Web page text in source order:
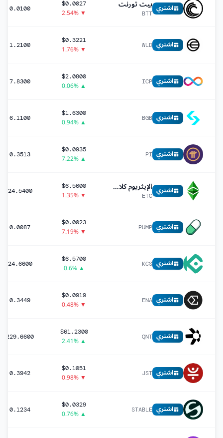
اشتري بيت تورنت
BTT
$0.0027
▼ 2.54%
0.0100
اشتري WLD
$0.3221
▼ 1.76%
1.2100
اشتري ICP
$2.0800
▲ 0.06%
7.8300
اشتري BGB
$1.6300
▲ 0.94%
6.1100
اشتري PI
$0.0935
▲ 7.22%
0.3513
اشتري الإيثريوم كلاسيك
ETC
$6.5600
▼ 1.35%
24.5400
اشتري PUMP
$0.0023
▼ 7.19%
0.0087
اشتري KCS
$6.5700
▲ 0.6%
24.6600
اشتري ENA
$0.0919
▼ 0.48%
0.3449
اشتري QNT
$61.2300
▲ 2.41%
229.6600
اشتري JST
$0.1051
▼ 0.98%
0.3942
اشتري STABLE
$0.0329
▲ 0.76%
0.1234